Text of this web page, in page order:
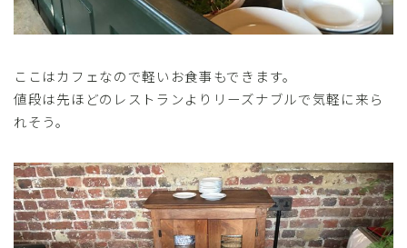
ここはカフェなので軽いお食事もできます。
値段は先ほどのレストランよりリーズナブルで気軽に来ら
れそう。